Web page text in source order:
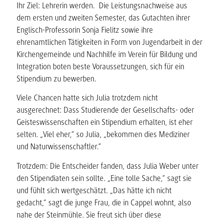
Ihr Ziel: Lehrerin werden. Die Leistungsnachweise aus
dem ersten und zweiten Semester, das Gutachten ihrer
Englisch-Professorin Sonja Fielitz sowie ihre
ehrenamtlichen Tätigkeiten in Form von Jugendarbeit in der
Kirchengemeinde und Nachhilfe im Verein für Bildung und
Integration boten beste Voraussetzungen, sich für ein
Stipendium zu bewerben.
Viele Chancen hatte sich Julia trotzdem nicht
ausgerechnet: Dass Studierende der Gesellschafts- oder
Geisteswissenschaften ein Stipendium erhalten, ist eher
selten. „Viel eher,“ so Julia, „bekommen dies Mediziner
und Naturwissenschaftler.“
Trotzdem: Die Entscheider fanden, dass Julia Weber unter
den Stipendiaten sein sollte. „Eine tolle Sache,“ sagt sie
und fühlt sich wertgeschätzt. „Das hätte ich nicht
gedacht,“ sagt die junge Frau, die in Cappel wohnt, also
nahe der Steinmühle. Sie freut sich über diese